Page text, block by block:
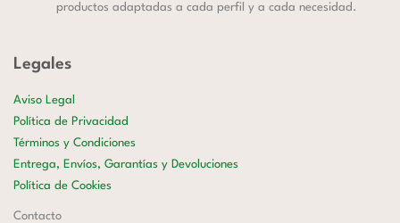
productos adaptadas a cada perfil y a cada necesidad.
Legales
Aviso Legal
Política de Privacidad
Términos y Condiciones
Entrega, Envíos, Garantías y Devoluciones
Política de Cookies
Contacto